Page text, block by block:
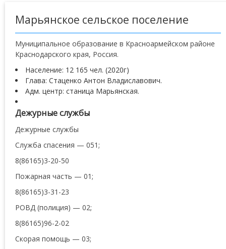
Марьянское сельское поселение
Муниципальное образование в Красноармейском районе
Краснодарского края, Россия.
Население: 12 165 чел. (2020г)
Глава: Стаценко Антон Владиславович.
Адм. центр: станица Марьянская.
Дежурные службы
Дежурные службы
Служба спасения — 051;
8(86165)3-20-50
Пожарная часть — 01;
8(86165)3-31-23
РОВД (полиция) — 02;
8(86165)96-2-02
Скорая помощь — 03;